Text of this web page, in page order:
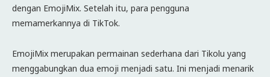
dengan EmojiMix. Setelah itu, para pengguna
memamerkannya di TikTok.
EmojiMix merupakan permainan sederhana dari Tikolu yang
menggabungkan dua emoji menjadi satu. Ini menjadi menarik